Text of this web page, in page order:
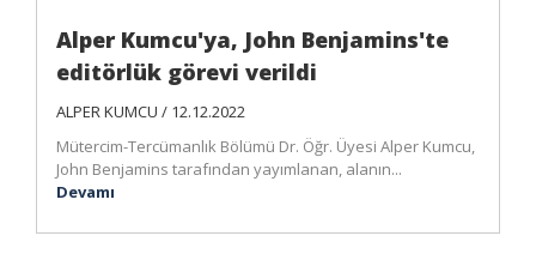
Alper Kumcu'ya, John Benjamins'te
editörlük görevi verildi
ALPER KUMCU / 12.12.2022
Mütercim-Tercümanlık Bölümü Dr. Öğr. Üyesi Alper Kumcu,
John Benjamins tarafından yayımlanan, alanın...
Devamı